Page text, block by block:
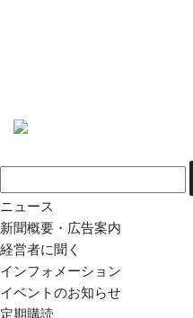
ニュース
新聞概要・広告案内
経営者に聞く
インフォメーション
イベントのお知らせ
定期購読